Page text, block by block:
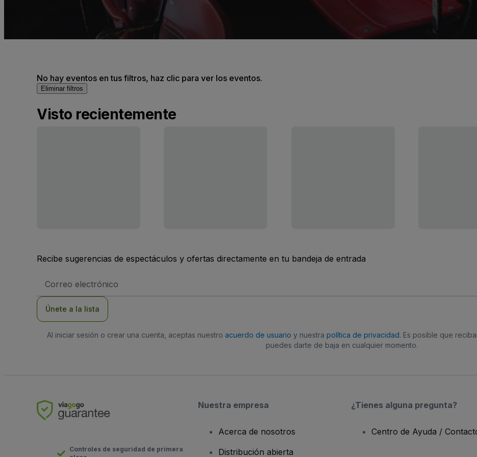
No hay eventos en tus filtros, haz clic para ver los eventos.
Eliminar filtros
Visto recientemente
Recibe sugerencias de espectáculos y ofertas directamente en tu bandeja de entrada
de
Únete a la lista
Al iniciar sesión o crear una cuenta, aceptas nuestro acuerdo de usuario y nuestra política de privacidad. Es posible que
puedes darte de baja en cualquier momento.
Controles de seguridad de primera
Nuestra empresa
Acerca de nosotros
Distribución abierta
¿Tienes alguna pregunta?
Centro de Ayuda /